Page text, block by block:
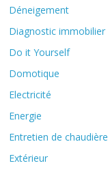
Déneigement
Diagnostic immobilier
Do it Yourself
Domotique
Electricité
Energie
Entretien de chaudière
Extérieur